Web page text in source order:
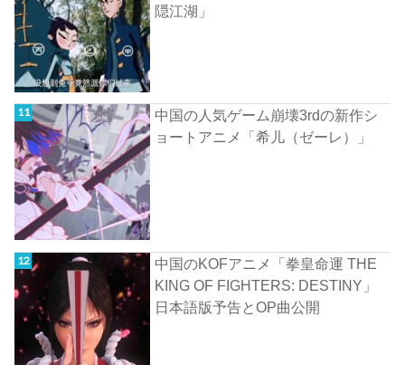
隠江湖」
中国の人気ゲーム崩壊3rdの新作シ
ョートアニメ「希儿（ゼーレ）」
中国のKOFアニメ「拳皇命運 THE
KING OF FIGHTERS: DESTINY」
日本語版予告とOP曲公開